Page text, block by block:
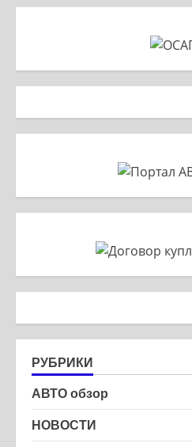
Sport
РУБРИКИ
АВТО обзор
НОВОСТИ